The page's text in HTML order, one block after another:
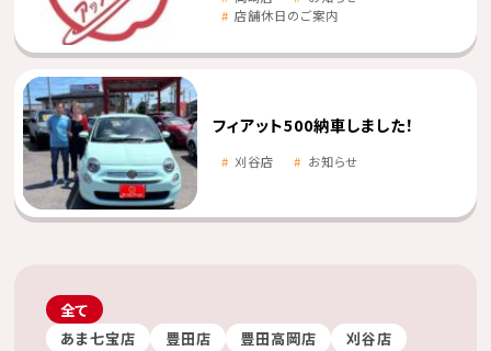
店舗休日のご案内
フィアット500納車しました！
刈谷店 お知らせ
全て
あま七宝店
豊田店 豊田高岡店
刈谷店